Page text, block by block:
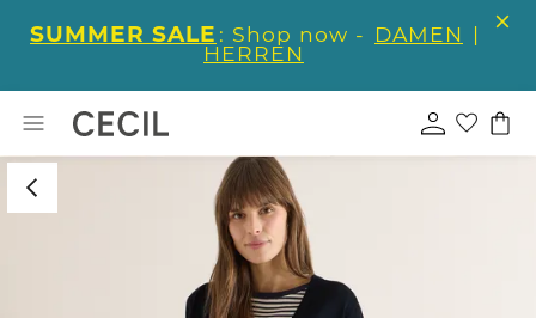
SUMMER SALE : Shop now - DAMEN |
HERREN